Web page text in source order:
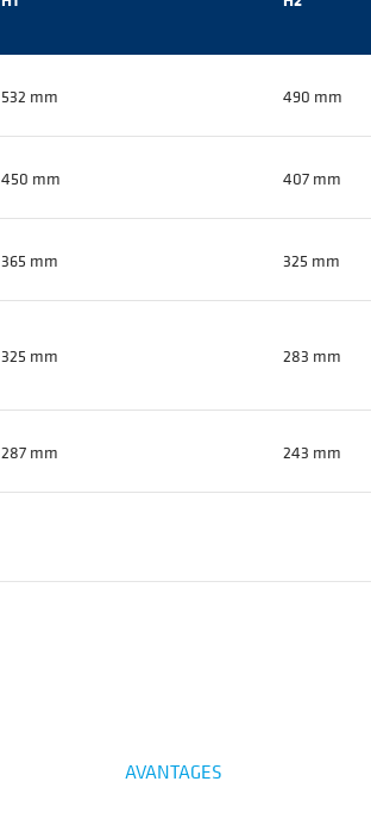
532 mm 490 mm
450 mm 407 mm
365 mm 325 mm
325 mm 283 mm
287 mm 243 mm
AVANTAGES